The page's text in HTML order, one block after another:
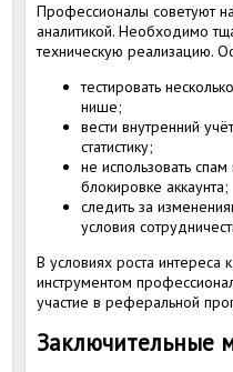
Профессионалы советуют
аналитикой. Необходимо
техническую реализацию.
тестировать
нише;
вести внутренний
статистику;
не использовать
блокировке аккаунта;
следить за
условия
В условиях роста интереса
инструментом
участие в реферальной
Заключительные